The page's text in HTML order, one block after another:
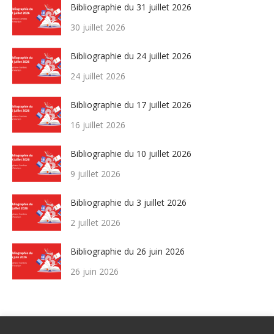
Bibliographie du 31 juillet 2026
30 juillet 2026
Bibliographie du 24 juillet 2026
24 juillet 2026
Bibliographie du 17 juillet 2026
16 juillet 2026
Bibliographie du 10 juillet 2026
9 juillet 2026
Bibliographie du 3 juillet 2026
2 juillet 2026
Bibliographie du 26 juin 2026
26 juin 2026